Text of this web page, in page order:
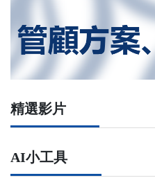
精選影片
AI小工具